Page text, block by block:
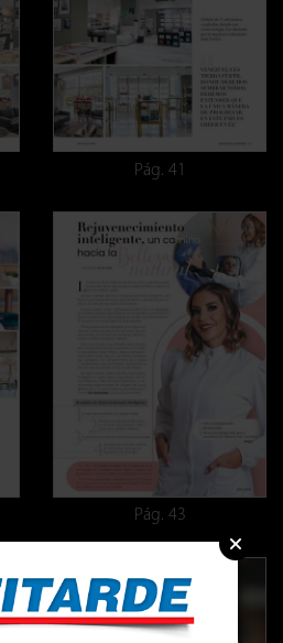
Pág. 41
Pág. 43